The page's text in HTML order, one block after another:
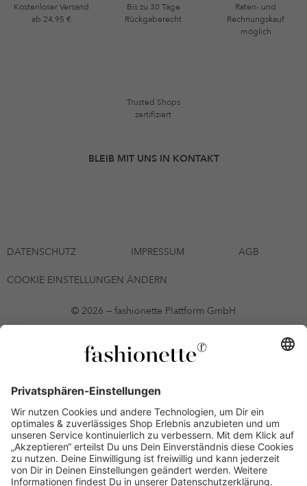
Kostenloser Versand
ab 24,95 €
Bis zu 30 Tage
Rückgaberecht
Raten- und
Rechnungskauf
möglich
Trusted Shops
zertifiziert
BLEIB MIT UNS IN KONTAKT
DATENSCHUTZ IMPRESSUM AGB
COOKIE EINSTELLUNGEN ÄNDERN
© 2026 — fashionette Plattform GmbH
*Gutschein bis zum 12.08.2026 mehrmals auf alle Artikel der Seite
fashionette.at/selected-styles anwendbar. Es gelten die in den AGB
Einzelne Marken und Artikel können ausgeschlossen sein. Bonität
vorausgesetzt, alle Preise inkl. MwSt. und ohne Versandkosten. Bei
Ratenkäufen kann die letzte Rate geringfügig abweichen. Die
Anzahl der Raten und die jeweilige Verfügbarkeit von
Zahlungsmethoden kann variieren. Die Prominenten, die
namentlich genannt oder dargestellt werden, haben keine der auf
der Website angebotenen Artikel anerkannt, empfohlen oder